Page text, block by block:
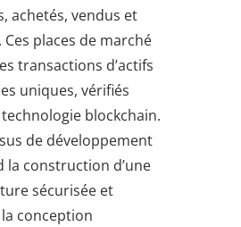
achetés, vendus et
Ces places de marché
transactions d’actifs
uniques, vérifiés
blockchain.
de développement
la construction d’une
sécurisée et
conception